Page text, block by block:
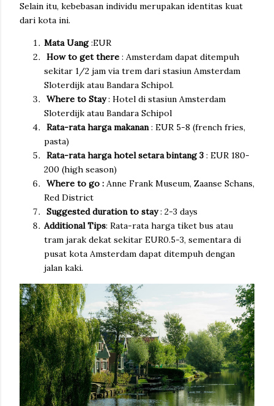
Selain itu, kebebasan individu merupakan identitas kuat
dari kota ini.
Mata Uang:EUR
How to get there : Amsterdam dapat ditempuh
sekitar 1/2 jam via trem dari stasiun Amsterdam
Sloterdijk atau Bandara Schipol.
Where to Stay: Hotel di stasiun Amsterdam
Sloterdijk atau Bandara Schipol
Rata-rata harga makanan: EUR 5-8 (french fries,
pasta)
Rata-rata harga hotel setara bintang 3 : EUR 180-
200 (high season)
Where to go : Anne Frank Museum, Zaanse Schans,
Red District
Suggested duration to stay: 2-3 days
Additional Tips: Rata-rata harga tiket bus atau
tram jarak dekat sekitar EUR0.5-3, sementara di
pusat kota Amsterdam dapat ditempuh dengan
jalan kaki.